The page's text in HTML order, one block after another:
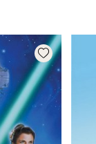
wishlist